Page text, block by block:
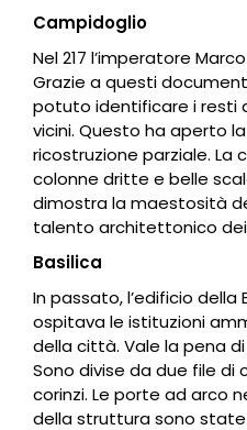
Campidoglio
Nel 217 l’imperatore
Grazie a questi
potuto identificare i resti
vicini. Questo ha aperto
ricostruzione parziale. La
colonne dritte e belle
dimostra la maestosità
talento architettonico dei
Basilica
In passato, l’edificio della
ospitava le istituzioni
della città. Vale la pena
Sono divise da due file di
corinzi. Le porte ad arco
della struttura sono